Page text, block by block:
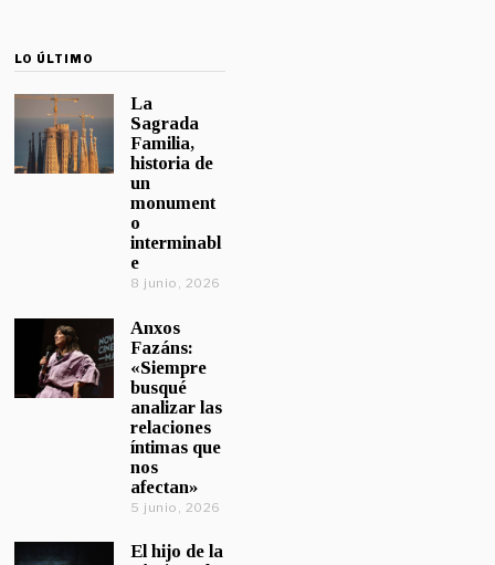
LO ÚLTIMO
La
Sagrada
Familia,
historia de
un
monument
o
interminabl
e
8 junio, 2026
Anxos
Fazáns:
«Siempre
busqué
analizar las
relaciones
íntimas que
nos
afectan»
5 junio, 2026
El hijo de la